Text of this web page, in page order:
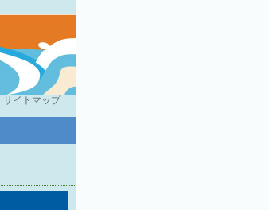
サイトマップ